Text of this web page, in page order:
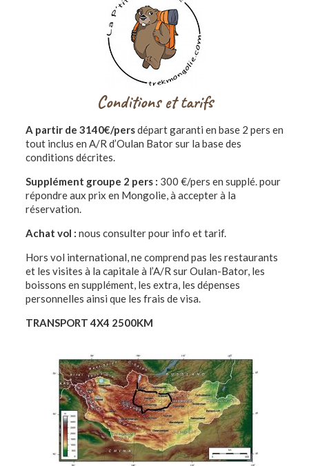
Conditions et tarifs
A partir de 3140€/persdépart garanti en base 2 pers en
tout inclus en A/R d’Oulan Bator sur la base des
conditions décrites.
Supplément groupe 2 pers : 300 €/pers en supplé. pour
répondre aux prix en Mongolie, à accepter à la
réservation.
Achat vol : nous consulter pour info et tarif.
Hors vol international, ne comprend pas les restaurants
et les visites à la capitale à l’A/R sur Oulan-Bator, les
boissons en supplément, les extra, les dépenses
personnelles ainsi que les frais de visa.
TRANSPORT 4X4 2500KM